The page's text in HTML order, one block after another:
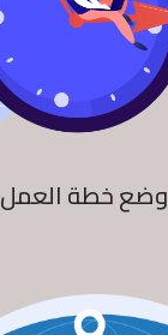
وضع خطة العمل